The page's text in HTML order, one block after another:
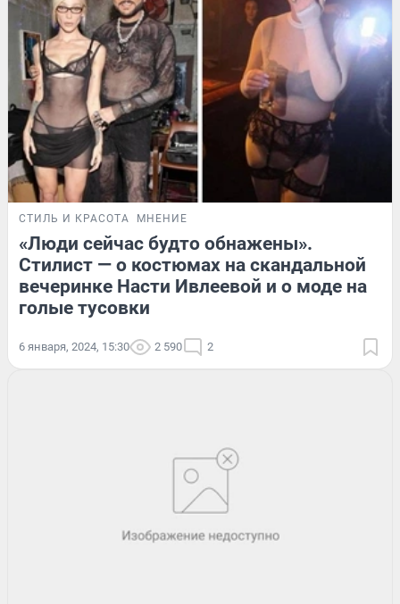
СТИЛЬ И КРАСОТА МНЕНИЕ
«Люди сейчас будто обнажены».
Стилист — о костюмах на скандальной
вечеринке Насти Ивлеевой и о моде на
голые тусовки
6 января, 2024, 15:30 2 590 2